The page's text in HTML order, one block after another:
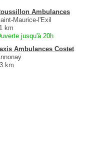
Ambulances
Maurice-l'Exil
km
jusqu'à 20h
Ambulances Costet
km